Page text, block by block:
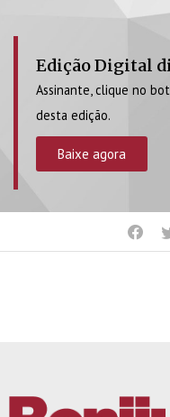
Edição Digital
Assinante, clique no
desta edição.
Baixe agora